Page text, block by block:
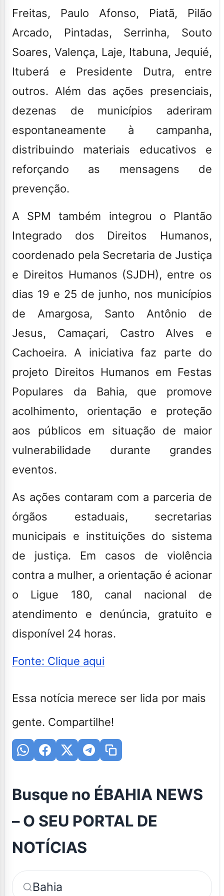
Freitas, Paulo Afonso, Piatã, Pilão
Arcado, Pintadas, Serrinha, Souto
Soares, Valença, Laje, Itabuna, Jequié,
Ituberá e Presidente Dutra, entre
outros. Além das ações presenciais,
dezenas de municípios aderiram
espontaneamente à campanha,
distribuindo materiais educativos e
reforçando as mensagens de
prevenção.
A SPM também integrou o Plantão
Integrado dos Direitos Humanos,
coordenado pela Secretaria de Justiça
e Direitos Humanos (SJDH), entre os
dias 19 e 25 de junho, nos municípios
de Amargosa, Santo Antônio de
Jesus, Camaçari, Castro Alves e
Cachoeira. A iniciativa faz parte do
projeto Direitos Humanos em Festas
Populares da Bahia, que promove
acolhimento, orientação e proteção
aos públicos em situação de maior
vulnerabilidade durante grandes
eventos.
As ações contaram com a parceria de
órgãos estaduais, secretarias
municipais e instituições do sistema
de justiça. Em casos de violência
contra a mulher, a orientação é acionar
o Ligue 180, canal nacional de
atendimento e denúncia, gratuito e
disponível 24 horas.
Fonte: Clique aqui
Essa notícia merece ser lida por mais
gente. Compartilhe!
Busque no ÉBAHIA NEWS
– O SEU PORTAL DE
NOTÍCIAS
Bahia